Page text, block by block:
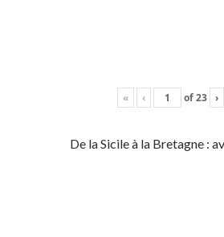
« ‹ of23 ›
De la Sicile à la Bretagne :